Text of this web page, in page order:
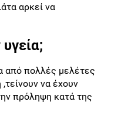
αρκεί να
από πολλές μελέτες
να έχουν
πρόληψη κατά της